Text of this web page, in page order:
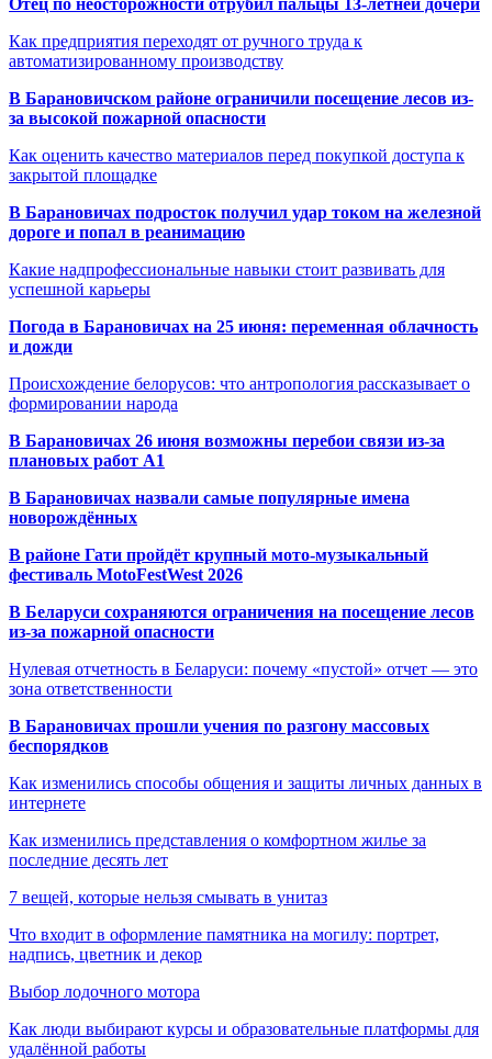
Как предприятия переходят от ручного труда к
автоматизированному производству
В Барановичском районе ограничили посещение лесов из-
за высокой пожарной опасности
Как оценить качество материалов перед покупкой доступа к
закрытой площадке
В Барановичах подросток получил удар током на железной
дороге и попал в реанимацию
Какие надпрофессиональные навыки стоит развивать для
успешной карьеры
Погода в Барановичах на 25 июня: переменная облачность
и дожди
Происхождение белорусов: что антропология рассказывает о
формировании народа
В Барановичах 26 июня возможны перебои связи из-за
плановых работ A1
В Барановичах назвали самые популярные имена
новорождённых
В районе Гати пройдёт крупный мото-музыкальный
фестиваль MotoFestWest 2026
В Беларуси сохраняются ограничения на посещение лесов
из-за пожарной опасности
Нулевая отчетность в Беларуси: почему «пустой» отчет — это
зона ответственности
В Барановичах прошли учения по разгону массовых
беспорядков
Как изменились способы общения и защиты личных данных в
интернете
Как изменились представления о комфортном жилье за
последние десять лет
7 вещей, которые нельзя смывать в унитаз
Что входит в оформление памятника на могилу: портрет,
надпись, цветник и декор
Выбор лодочного мотора
Как люди выбирают курсы и образовательные платформы для
удалённой работы